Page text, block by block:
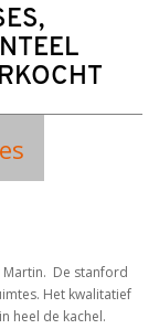
De stanford
Het kwalitatief
heel de kachel.